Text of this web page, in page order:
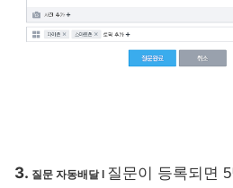
3. 질문 자동배달l 질문이 등록되면